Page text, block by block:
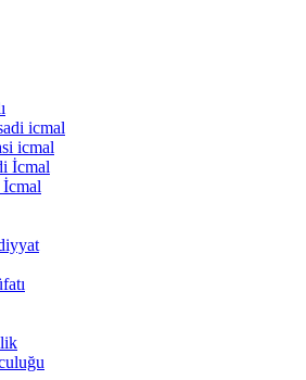
icmal
icmal
İcmal
İcmal